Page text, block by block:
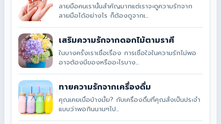
ลายมือคนเรานั้นสำคัญมากแต่เราจะดูความรักจาก
ลายมือได้อย่างไร ก็ต้องดูจากเ...
เสริมความรักจากดอกไม้ตามราศี
ในบางครั้งเราเชื่อเรื่อง การเชื่อใจในความรักไม่พอ
อาจต้องมีของหรืออะไรบาง...
ทายความรักจากเครื่องดื่ม
คุณเคยเบื่อบ้างมั้ย? กับเครื่องดื่มที่คุณสั่งเป็นประจำ
แบบว่าพอกินนานๆไป...